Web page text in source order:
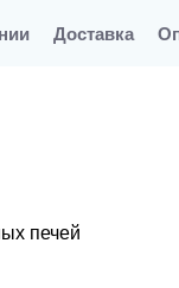
Доставка
печей